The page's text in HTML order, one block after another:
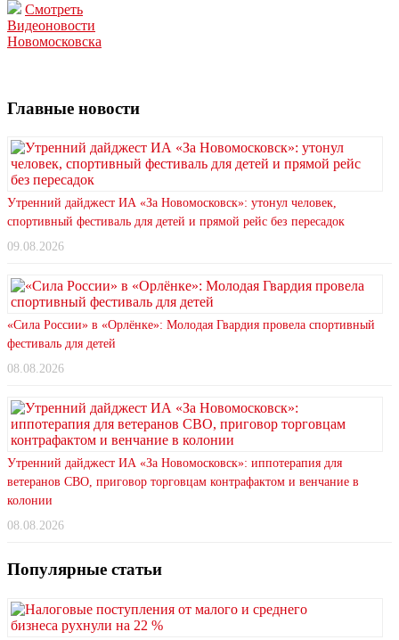
Смотреть
Видеоновости
Новомосковска
Главные новости
Утренний дайджест ИА «За Новомосковск»: утонул человек,
спортивный фестиваль для детей и прямой рейс без пересадок
09.08.2026
«Сила России» в «Орлёнке»: Молодая Гвардия провела спортивный
фестиваль для детей
08.08.2026
Утренний дайджест ИА «За Новомосковск»: иппотерапия для
ветеранов СВО, приговор торговцам контрафактом и венчание в
колонии
08.08.2026
Популярные статьи